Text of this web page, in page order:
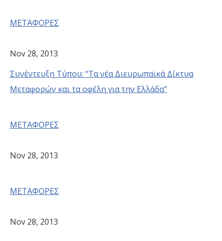
ΜΕΤΑΦΟΡΕΣ
Nov 28, 2013
Συνέντευξη Τύπου: “Tα νέα Διευρωπαϊκά Δίκτυα
Mεταφορών και τα οφέλη για την Ελλάδα”
ΜΕΤΑΦΟΡΕΣ
Nov 28, 2013
ΜΕΤΑΦΟΡΕΣ
Nov 28, 2013